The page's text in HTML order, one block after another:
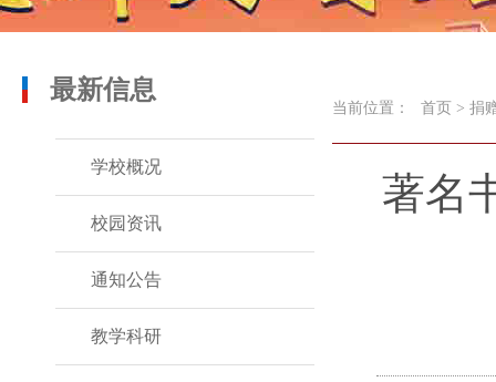
最新信息
学校概况
校园资讯
通知公告
教学科研
当前位置： 首页 > 捐
著名